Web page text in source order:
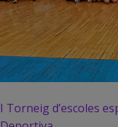
I Torneig d’escoles